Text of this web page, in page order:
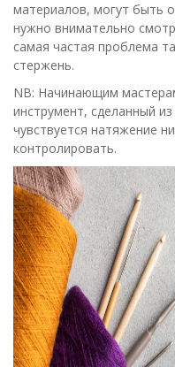
материалов, могут быть
нужно внимательно
самая частая проблема
стержень.
NB: Начинающим
инструмент, сделанный
чувствуется натяжение
контролировать.